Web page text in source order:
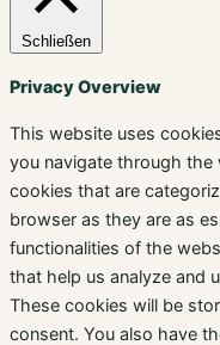
Schließen
Privacy Overview
This website uses
you navigate through
cookies that are
browser as they are as
functionalities of the
that help us analyze and
These cookies will be
consent. You also have